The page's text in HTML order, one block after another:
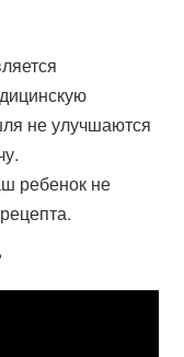
не улучшаются
ребенок не